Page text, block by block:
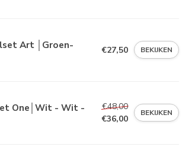
Art │Groen- €27,50 BEKIJKEN
One│Wit - Wit -
€48,00
€36,00
BEKIJKEN